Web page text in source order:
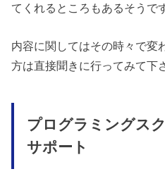
てくれるところもあるそうで
内容に関してはその時々で変
方は直接聞きに行ってみて下
プログラミングス
サポート